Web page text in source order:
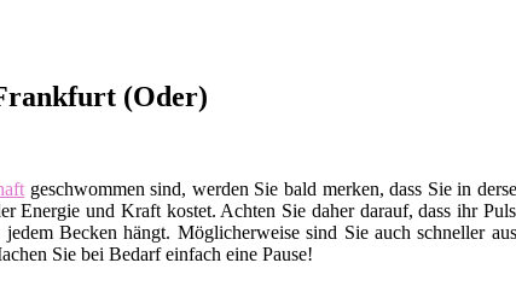
(Oder)
geschwommen sind, werden Sie bald merken, dass Sie in
Energie und Kraft kostet. Achten Sie daher darauf, dass ihr
Becken hängt. Möglicherweise sind Sie auch schneller
Sie bei Bedarf einfach eine Pause!